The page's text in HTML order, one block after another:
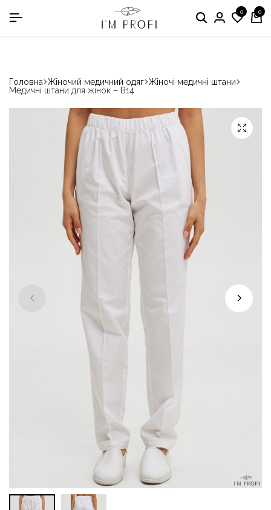
в номінації «Кращій виробник медичного одягу» 0 0
Головна Жіночий медичний одяг Жіночі медичні штани
Медичні штани для жінок – B14